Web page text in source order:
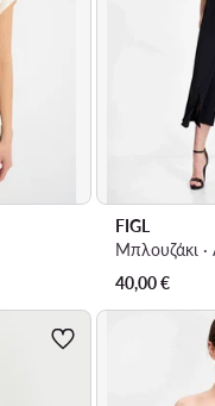
FIGL
Μπλουζάκι ·
40,00€